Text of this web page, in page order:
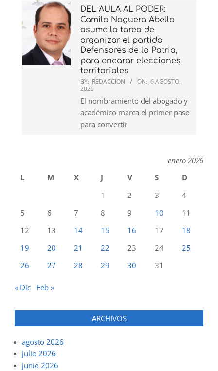
DEL AULA AL PODER:
Camilo Noguera Abello
asume la tarea de
organizar el partido
Defensores de la Patria,
para encarar elecciones
territoriales
BY: REDACCION ON: 6 AGOSTO,
2026
El nombramiento del abogado y
académico marca el primer paso
para convertir
enero 2026
L
M X J V S
D
1
2 3
4
5
6 7 8 9 10
11
12
13 14 15 16 17
18
19
20 21 22 23 24
25
26
27 28 29 30 31
« Dic Feb »
ARCHIVOS
agosto 2026
julio 2026
junio 2026